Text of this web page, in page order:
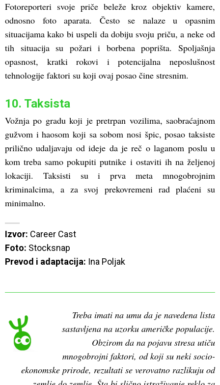
Fotoreporteri svoje priče beleže kroz objektiv kamere,
odnosno foto aparata. Često se nalaze u opasnim
situacijama kako bi uspeli da dobiju svoju priču, a neke od
tih situacija su požari i borbena poprišta. Spoljašnja
opasnost, kratki rokovi i potencijalna neposlušnost
tehnologije faktori su koji ovaj posao čine stresnim.
10. Taksista
Vožnja po gradu koji je pretrpan vozilima, saobraćajnom
gužvom i haosom koji sa sobom nosi špic, posao taksiste
prilično udaljavaju od ideje da je reč o laganom poslu u
kom treba samo pokupiti putnike i ostaviti ih na željenoj
lokaciji. Taksisti su i prva meta mnogobrojnim
kriminalcima, a za svoj prekovremeni rad plaćeni su
minimalno.
Izvor:
Foto:
Prevod i adaptacija: Ina Poljak
Treba imati na umu da je navedena lista
sastavljena na uzorku američke populacije.
Obzirom da na pojavu stresa utiču
mnogobrojni faktori, od koji su neki socio-
ekonomske prirode, rezultati se verovatno razlikuju od